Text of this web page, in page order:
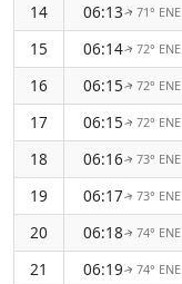
14
06:13↑71° ENE
15
06:14↑72° ENE
16
06:15↑72° ENE
17
06:15↑72° ENE
18
06:16↑73° ENE
19
06:17↑73° ENE
20
06:18↑ 74° ENE
21
06:19↑ 74° ENE